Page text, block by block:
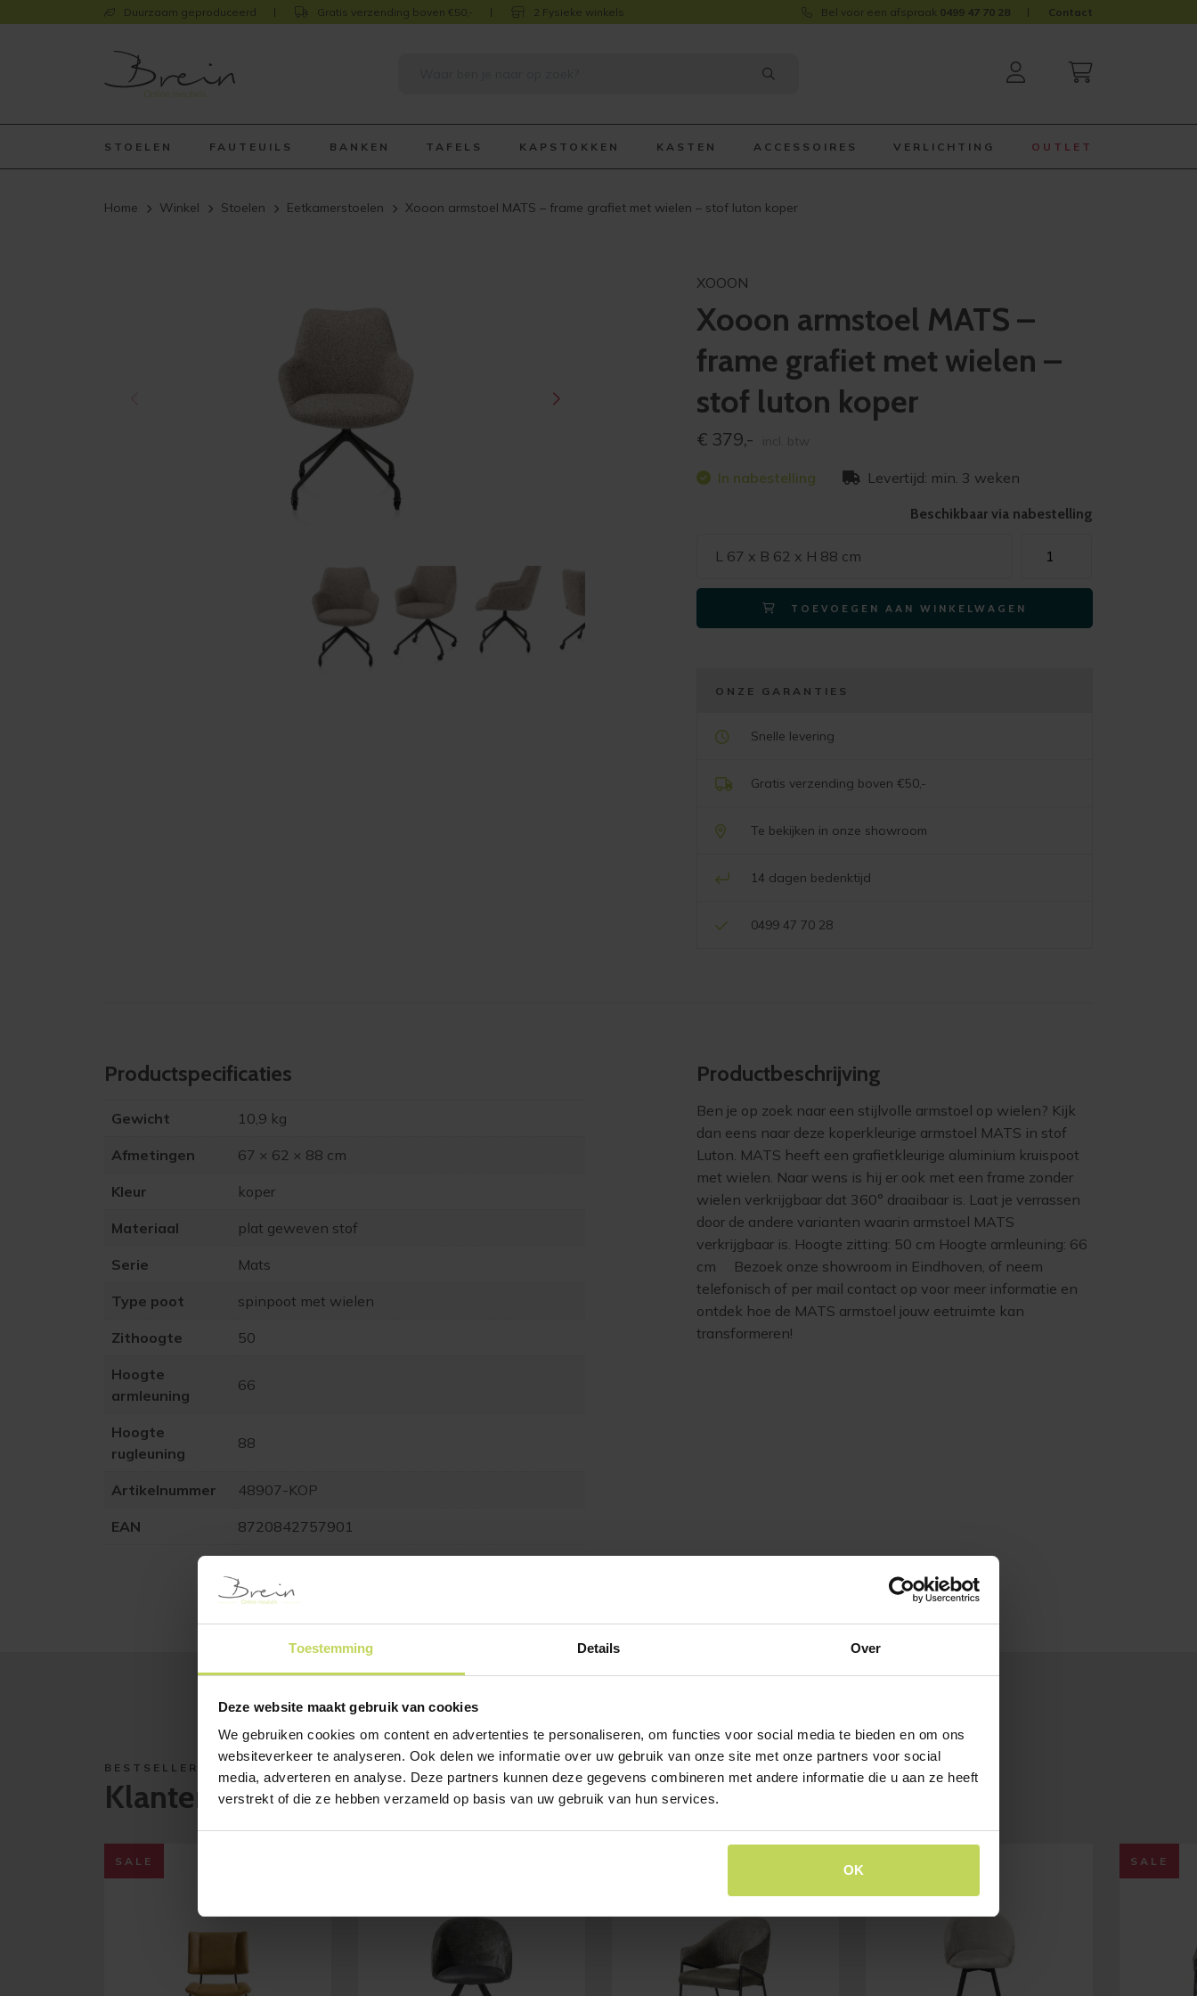
Toestemming Details Over
Deze website maakt gebruik van cookies
We gebruiken cookies om content en advertenties te personaliseren, om functies voor social media te bieden en om ons
websiteverkeer te analyseren. Ook delen we informatie over uw gebruik van onze site met onze partners voor social
media, adverteren en analyse. Deze partners kunnen deze gegevens combineren met andere informatie die u aan ze heeft
verstrekt of die ze hebben verzameld op basis van uw gebruik van hun services.
OK
Duurzaam geproduceerd Gratis verzending boven €50,- 2 Fysieke winkels Bel voor een afspraak 0499 47 70 28 Contact
STOELEN FAUTEUILS BANKEN TAFELS KAPSTOKKEN KASTEN ACCESSOIRES VERLICHTING OUTLET
Home Winkel Stoelen Eetkamerstoelen Xooon armstoel MATS – frame grafiet met wielen – stof luton koper
XOOON
Xooon armstoel MATS –
frame grafiet met wielen –
stof luton koper
€ 379,-
In nabestelling Levertijd: min. 3 weken
Beschikbaar via nabestelling
L 67 x B 62 x H 88 cm
armstoel
MATS
-
frame
TOEVOEGEN AAN WINKELWAGEN
ONZE GARANTIES
Snelle levering
Gratis verzending boven €50,-
Te bekijken in onze showroom
14 dagen bedenktijd
0499 47 70 28
Product­specificaties
Gewicht 10,9 kg
Afmetingen 67 × 62 × 88 cm
Kleur koper
Materiaal plat geweven stof
Serie Mats
Type poot spinpoot met wielen
Zithoogte 50
Hoogte
armleuning
66
Hoogte
rugleuning
88
Artikelnummer 48907-KOP
EAN 8720842757901
Product­beschrijving
Ben je op zoek naar een stijlvolle armstoel op wielen? Kijk
dan eens naar deze koperkleurige armstoel MATS in stof
Luton. MATS heeft een grafietkleurige aluminium kruispoot
met wielen. Naar wens is hij er ook met een frame zonder
wielen verkrijgbaar dat 360° draaibaar is. Laat je verrassen
door de andere varianten waarin armstoel MATS
verkrijgbaar is. Hoogte zitting: 50 cm Hoogte armleuning: 66
cm Bezoek onze showroom in Eindhoven, of neem
telefonisch of per mail contact op voor meer informatie en
ontdek hoe de MATS armstoel jouw eetruimte kan
transformeren!
BESTSELLERS
Klanten bekeken ook
SALE SALE